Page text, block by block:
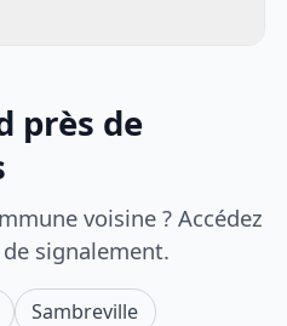
près de
voisine ? Accédez
signalement.
Sambreville